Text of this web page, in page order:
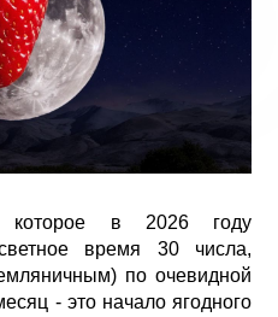
которое в 2026 году
время 30 числа,
по очевидной
- это начало ягодного